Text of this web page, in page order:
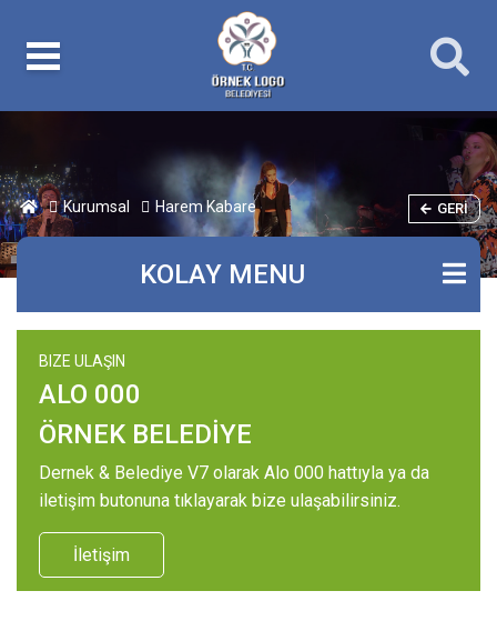
Kurumsal Harem Kabare GERI
KOLAY MENU
BIZE ULAŞIN
ALO 000
ÖRNEK BELEDİYE
Dernek & Belediye V7 olarak Alo 000 hattıyla ya da
iletişim butonuna tıklayarak bize ulaşabilirsiniz.
İletişim